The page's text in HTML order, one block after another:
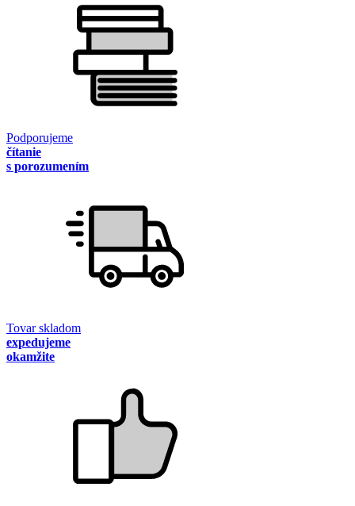
Podporujeme
čítanie
s porozumením
Tovar skladom
expedujeme
okamžite